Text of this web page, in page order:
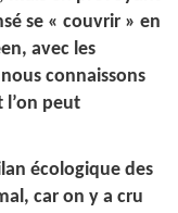
se « couvrir » en
avec les
connaissons
l’on peut
écologique des
car on y a cru